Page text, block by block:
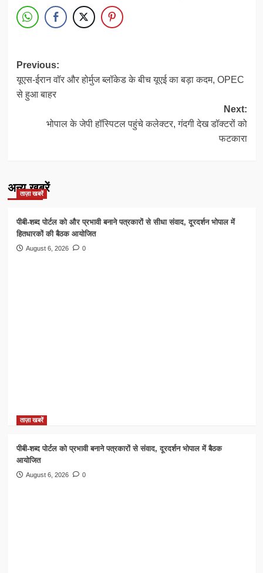
Post
navigation
Previous:
यूएस-ईरान वॉर और होर्मुज ब्लॉकेड के बीच यूएई का बड़ा कदम, OPEC
से हुआ बाहर
Next:
भोपाल के जेपी हॉस्पिटल पहुंचे कलेक्टर, गंदगी देख डॉक्टरों को
फटकारा
अन्य खबरें
ताज़ा खबरें
पीबी-शब्द पोर्टल को और प्रभावी बनाने पत्रकारों से सीधा संवाद, दूरदर्शन भोपाल में
हितधारकों की बैठक आयोजित
August 6, 2026 0
ताज़ा खबरें
पीबी-शब्द पोर्टल को प्रभावी बनाने पत्रकारों से संवाद, दूरदर्शन भोपाल में बैठक
आयोजित
August 6, 2026 0